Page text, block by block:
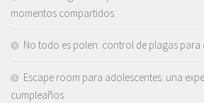
momentos compartidos
No todo es polen: control de plagas para
Escape room para adolescentes: una
cumpleaños